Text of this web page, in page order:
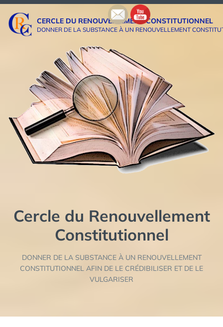
Aller
contenu
CERCLE DU RENOUVELLEMENT CONSTITUTIONNEL
DONNER DE LA SUBSTANCE À UN RENOUVELLEMENT
Cercle du Renouvellement
Constitutionnel
DONNER DE LA SUBSTANCE À UN RENOUVELLEMENT
CONSTITUTIONNEL AFIN DE LE CRÉDIBILISER ET DE LE
VULGARISER